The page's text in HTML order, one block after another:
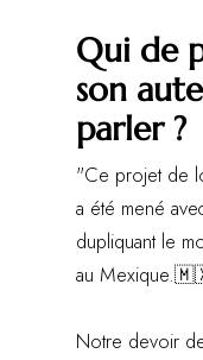
Qui de
son
parler ?
"Ce projet de
a été mené
dupliquant le
au
Notre devoir